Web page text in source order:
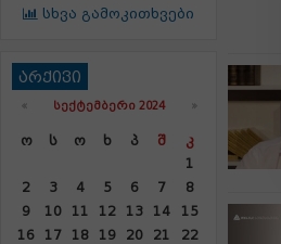
სხვა გამოკითხვები
არქივი
« ᲡᲔᲥᲢᲔᲛᲑᲔᲠᲘ 2024 »
Ო Ს Ო Ხ Პ Შ
Კ
1
2
3 4 5 6 7
8
9
10 11 12 13 14
15
16
17 18 19 20 21
22